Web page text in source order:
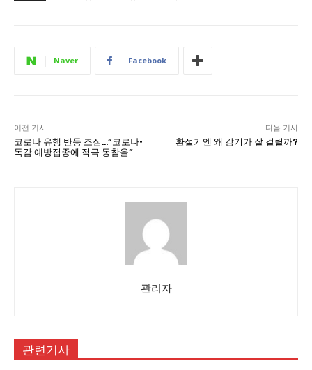
Naver Facebook
이전 기사
코로나 유행 반등 조짐…“코로나·
독감 예방접종에 적극 동참을”
다음 기사
환절기엔 왜 감기가 잘 걸릴까?
관리자
관련기사